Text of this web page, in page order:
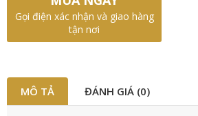
Gọi điện xác nhận và giao hàng
tận nơi
MÔ TẢ ĐÁNH GIÁ (0)